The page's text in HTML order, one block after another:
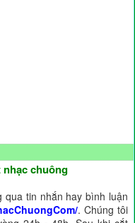
chuông
qua tin nhắn hay bình luận
. Chúng tôi